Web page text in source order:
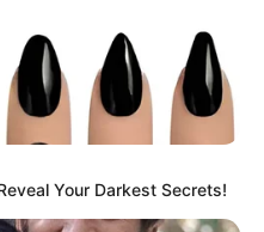
Your Darkest Secrets!